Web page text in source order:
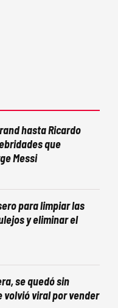
hasta Ricardo
que
Messi
para limpiar las
y eliminar el
se quedó sin
volvió viral por vender